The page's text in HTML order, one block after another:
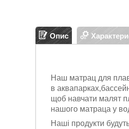
Опис
Наш матрац для
в
щоб навчати малят
нашого матраца у
Наші продукти